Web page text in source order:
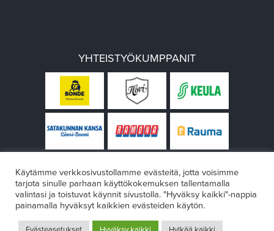
YHTEISTYÖKUMPPANIT
Käytämme verkkosivustollamme evästeitä, jotta voisimme
tarjota sinulle parhaan käyttökokemuksen tallentamalla
valintasi ja toistuvat käynnit sivustolla. "Hyväksy kaikki"-nappia
painamalla hyväksyt kaikkien evästeiden käytön.